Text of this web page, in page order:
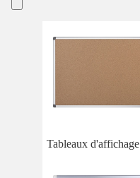
Tableaux d'affichage